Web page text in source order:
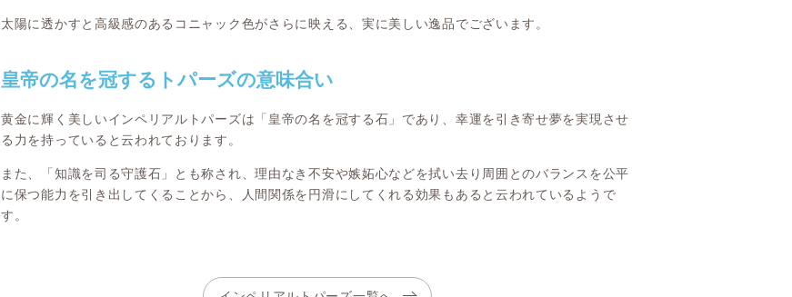
太陽に透かすと高級感のあるコニャック色がさらに映える、実に美しい逸品でございます。
皇帝の名を冠するトパーズの意味合い
黄金に輝く美しいインペリアルトパーズは「皇帝の名を冠する石」であり、幸運を引き寄せ夢を実現させ
る力を持っていると云われております。
また、「知識を司る守護石」とも称され、理由なき不安や嫉妬心などを拭い去り周囲とのバランスを公平
に保つ能力を引き出してくることから、人間関係を円滑にしてくれる効果もあると云われているようで
す。